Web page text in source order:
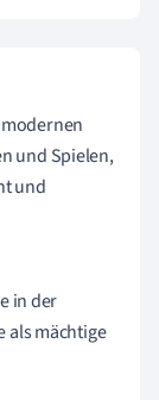
und Spielen,
und
in der
als mächtige